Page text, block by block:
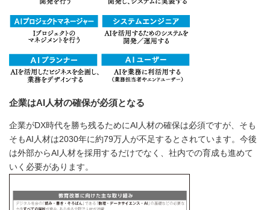
企業はAI人材の確保が必須となる
企業がDX時代を勝ち残るためにAI人材の確保は必須ですが、そも
そもAI人材は2030年に約79万人が不足するとされています。今後
は外部からAI人材を採用するだけでなく、社内での育成も進めて
いく必要があります。